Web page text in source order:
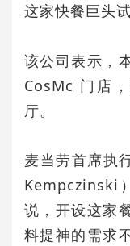
这家快餐巨头
该公司表示，
CosMc 门店
厅。
麦当劳首席执
Kempczinski
说，开设这家
料提神的需求